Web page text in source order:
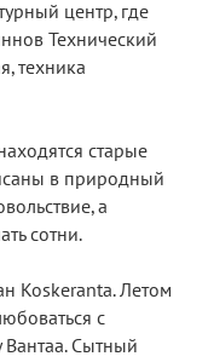
центр, где
Технический
техника
старые
в природный
а
сотни.
Koskeranta. Летом
с
Сытный